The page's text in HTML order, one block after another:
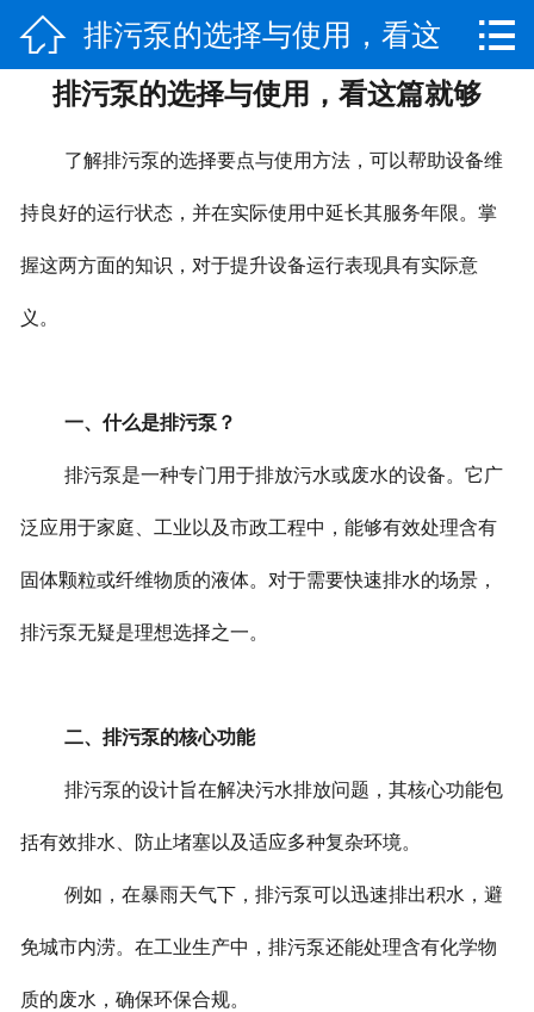
 网站首页
走进大洋
产品中心
新闻中心
案例展示
 排污泵的选择与使用，看这
篇就够

排污泵的选择与使用，看这篇就够
了解排污泵的选择要点与使用方法，可以帮助设备维
持良好的运行状态，并在实际使用中延长其服务年限。掌
握这两方面的知识，对于提升设备运行表现具有实际意
义。
一、什么是排污泵？
排污泵是一种专门用于排放污水或废水的设备。它广
泛应用于家庭、工业以及市政工程中，能够有效处理含有
固体颗粒或纤维物质的液体。对于需要快速排水的场景，
排污泵无疑是理想选择之一。
二、排污泵的核心功能
排污泵的设计旨在解决污水排放问题，其核心功能包
括有效排水、防止堵塞以及适应多种复杂环境。
例如，在暴雨天气下，排污泵可以迅速排出积水，避
免城市内涝。在工业生产中，排污泵还能处理含有化学物
质的废水，确保环保合规。